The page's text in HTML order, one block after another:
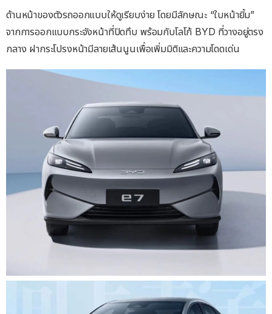
ด้านหน้าของตัวรถออกแบบให้ดูเรียบง่าย โดยมีลักษณะ “ใบหน้ายิ้ม”
จากการออกแบบกระจังหน้าที่ปิดทึบ พร้อมกับโลโก้ BYD ที่วางอยู่ตรง
กลาง ฝากระโปรงหน้ามีลายเส้นนูนเพื่อเพิ่มมิติและความโดดเด่น